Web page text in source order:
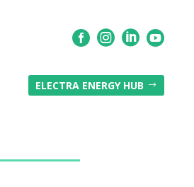
   
ELECTRA ENERGY HUB $